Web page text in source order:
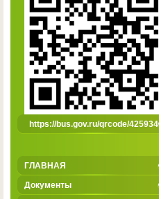
https://bus.gov.ru/qrcode/425934
ГЛАВНАЯ
Документы